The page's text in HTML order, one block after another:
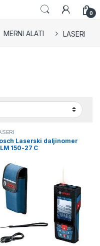
0
MERNI ALATI LASERI
latest
Laserski daljinomer
150-27 C